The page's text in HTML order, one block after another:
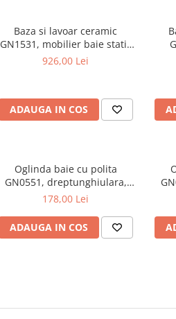
Baza si lavoar ceramic
GN1531, mobilier baie stativ
75 cm, front MDF, 2 usi, 3
926,00 Lei
ADAUGA IN COS
Oglinda baie cu polita
GN0551, dreptunghiulara,
PAL, 50 cm, alb
178,00 Lei
ADAUGA IN COS